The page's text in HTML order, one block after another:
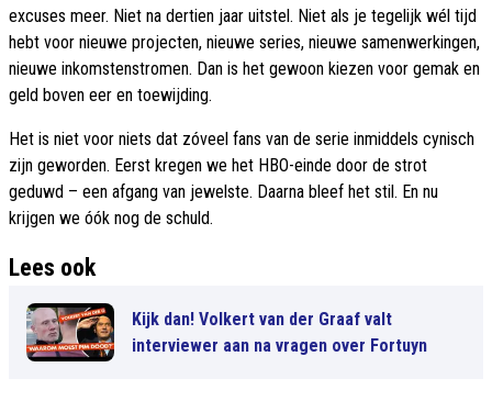
excuses meer. Niet na dertien jaar uitstel. Niet als je tegelijk wél tijd
hebt voor nieuwe projecten, nieuwe series, nieuwe samenwerkingen,
nieuwe inkomstenstromen. Dan is het gewoon kiezen voor gemak en
geld boven eer en toewijding.
Het is niet voor niets dat zóveel fans van de serie inmiddels cynisch
zijn geworden. Eerst kregen we het HBO-einde door de strot
geduwd – een afgang van jewelste. Daarna bleef het stil. En nu
krijgen we óók nog de schuld.
Lees ook
Kijk dan! Volkert van der Graaf valt
interviewer aan na vragen over Fortuyn